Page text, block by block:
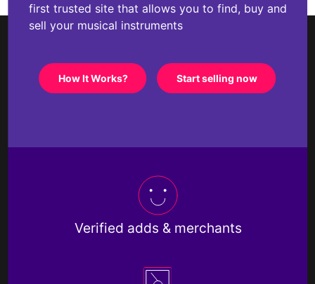
first trusted site that allows you to find, buy and
sell your musical instruments
How It Works? Start selling now
Verified adds & merchants